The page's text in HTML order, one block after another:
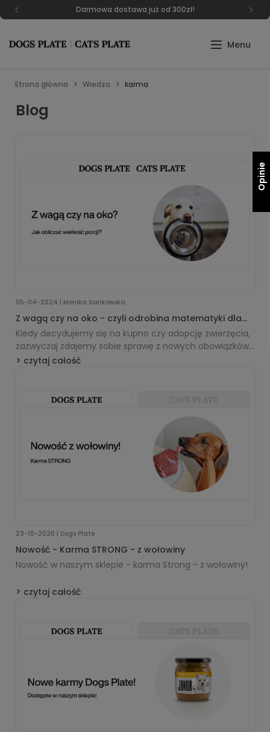
Darmowa dostawa już od 300zł!
Strona główna Wiedza karma
Blog
05-04-2024 | Monika Sankowska
Z wagą czy na oko - czyli odrobina matematyki dla
opiekunów.
Kiedy decydujemy się na kupno czy adopcję zwierzęcia,
zazwyczaj zdajemy sobie sprawę z nowych obowiązków.
Musimy dbać o bezpieczeństwo i dobrostan naszego
i stały dostęp do czystej wody. Bardzo wiele czasu
czytaj całość
23-10-2020 | Dogs Plate
Nowość - Karma STRONG - z wołowiny
Nowość w naszym sklepie - karma Strong - z wołowiny!
czytaj całość
Opinie